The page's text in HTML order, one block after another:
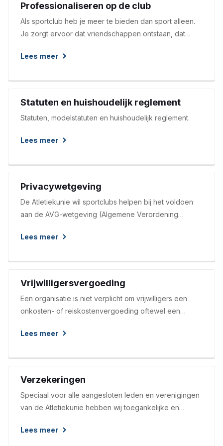
kunnen contact opnemen met de accountmanager
hardlopen.
Professionaliseren op de club
Als sportclub heb je meer te bieden dan sport alleen.
Je zorgt ervoor dat vriendschappen ontstaan, dat
gezondheid, dat bepaalde groepen met elkaar in
bijgebracht en nog veel meer. En dat voor een zeer
Lees meer
Statuten en huishoudelijk reglement
Statuten, modelstatuten en huishoudelijk reglement.
Lees meer
Privacywetgeving
De Atletiekunie wil sportclubs helpen bij het voldoen
aan de AVG-wetgeving (Algemene Verordening
voor iedere organisatie die persoonsgegevens
Lees meer
Vrijwilligersvergoeding
Een organisatie is niet verplicht om vrijwilligers een
onkosten- of reiskostenvergoeding oftewel een
Lees meer
Verzekeringen
Speciaal voor alle aangesloten leden en verenigingen
van de Atletiekunie hebben wij toegankelijke en
Everion Sport. Via onderstaande button ga je naar de
Lees meer